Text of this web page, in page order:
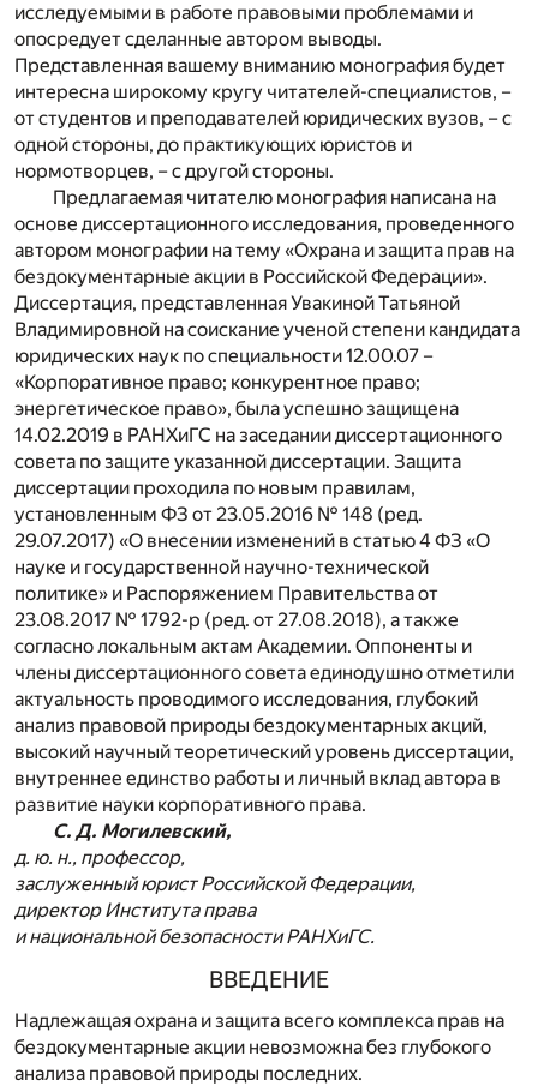
исследуемыми в работе правовыми проблемами и
опосредует сделанные автором выводы.
Представленная вашему вниманию монография будет
интересна широкому кругу читателей-специалистов, –
от студентов и преподавателей юридических вузов, – с
одной стороны, до практикующих юристов и
нормотворцев, – с другой стороны.
Предлагаемая читателю монография написана на
основе диссертационного исследования, проведенного
автором монографии на тему «Охрана и защита прав на
бездокументарные акции в Российской Федерации».
Диссертация, представленная Увакиной Татьяной
Владимировной на соискание ученой степени кандидата
юридических наук по специальности 12.00.07 –
«Корпоративное право; конкурентное право;
энергетическое право», была успешно защищена
14.02.2019 в РАНХиГС на заседании диссертационного
совета по защите указанной диссертации. Защита
диссертации проходила по новым правилам,
установленным ФЗ от 23.05.2016 № 148 (ред.
29.07.2017) «О внесении изменений в статью 4 ФЗ «О
науке и государственной научно-технической
политике» и Распоряжением Правительства от
23.08.2017 № 1792-р (ред. от 27.08.2018), а также
согласно локальным актам Академии. Оппоненты и
члены диссертационного совета единодушно отметили
актуальность проводимого исследования, глубокий
анализ правовой природы бездокументарных акций,
высокий научный теоретический уровень диссертации,
внутреннее единство работы и личный вклад автора в
развитие науки корпоративного права.
С. Д. Могилевский,
д. ю. н., профессор,
заслуженный юрист Российской Федерации,
директор Института права
и национальной безопасности РАНХиГС.
ВВЕДЕНИЕ
Надлежащая охрана и защита всего комплекса прав на
бездокументарные акции невозможна без глубокого
анализа правовой природы последних.